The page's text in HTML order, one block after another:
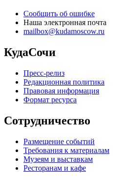
Сообщить об ошибке
Наша электронная почта
mailbox@kudamoscow.ru
КудаСочи
Пресс-релиз
Редакционная политика
Правовая информация
Формат ресурса
Сотрудничество
Размещение событий
Требования к материалам
Музеям и выставкам
Ресторанам и кафе